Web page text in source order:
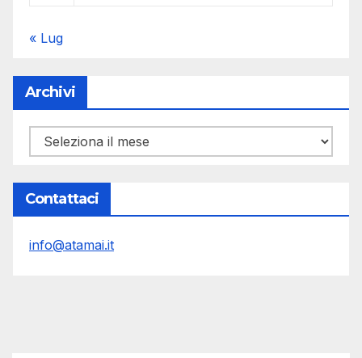
« Lug
Archivi
Archivi
Contattaci
info@atamai.it